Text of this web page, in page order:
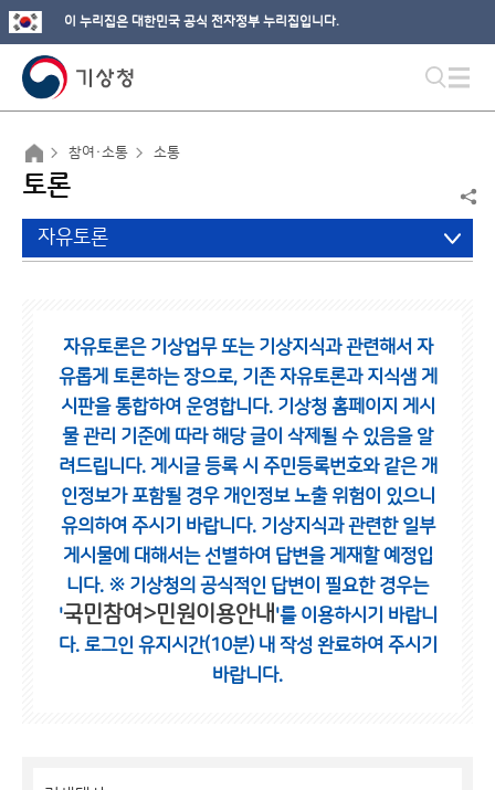
이 누리집은 대한민국 공식 전자정부 누리집입니다.
참여·소통 소통
토론
자유토론
자유토론은 기상업무 또는 기상지식과 관련해서 자
유롭게 토론하는 장으로, 기존 자유토론과 지식샘 게
시판을 통합하여 운영합니다. 기상청 홈페이지 게시
물 관리 기준에 따라 해당 글이 삭제될 수 있음을 알
려드립니다. 게시글 등록 시 주민등록번호와 같은 개
인정보가 포함될 경우 개인정보 노출 위험이 있으니
유의하여 주시기 바랍니다. 기상지식과 관련한 일부
게시물에 대해서는 선별하여 답변을 게재할 예정입
니다. ※ 기상청의 공식적인 답변이 필요한 경우는
'국민참여>민원이용안내 '를 이용하시기 바랍니
다. 로그인 유지시간(10분) 내 작성 완료하여 주시기
바랍니다.